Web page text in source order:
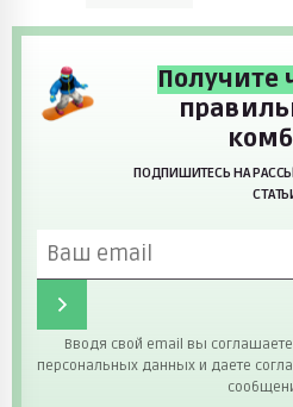
Получите
ПОДПИШИТЕСЬ НА
Вводя свой email вы
персональных данных и даете